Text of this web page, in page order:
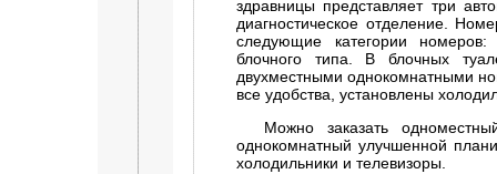
здравницы представляет три
диагностическое отделение.
следующие категории
блочного типа. В блочных
двухместными однокомнатными
все удобства, установлены
Можно заказать
однокомнатный улучшенной
холодильники и телевизоры.